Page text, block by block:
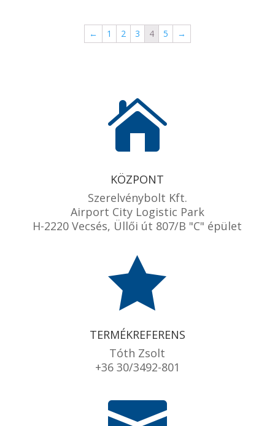
← 1 2 3 4 5 →

KÖZPONT
Szerelvénybolt Kft.
Airport City Logistic Park
H-2220 Vecsés, Üllői út 807/B "C" épület

TERMÉKREFERENS
Tóth Zsolt
+36 30/3492-801